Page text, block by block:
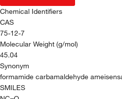
Chemical Identifiers
CAS
75-12-7
Molecular Weight (g/mol)
45.04
Synonym
formamide carbamaldehyde
SMILES